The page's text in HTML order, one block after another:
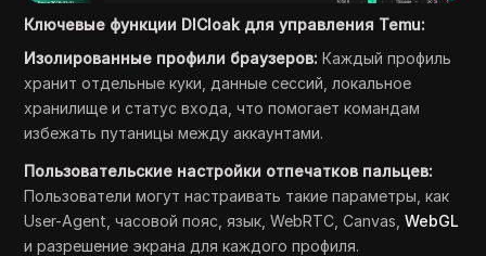
Ключевые функции DICloak для управления Temu:
Изолированные профили браузеров: Каждый профиль
хранит отдельные куки, данные сессий, локальное
хранилище и статус входа, что помогает командам
избежать путаницы между аккаунтами.
Пользовательские настройки отпечатков пальцев:
Пользователи могут настраивать такие параметры, как
User-Agent, часовой пояс, язык, WebRTC, Canvas,WebGL
и разрешение экрана для каждого профиля.